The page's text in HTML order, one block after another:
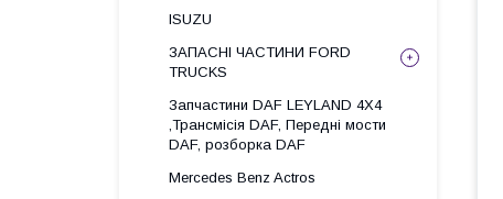
ISUZU
ЗАПАСНІ ЧАСТИНИ FORD
TRUCKS
Запчастини DAF LEYLAND 4X4
,Трансмісія DAF, Передні мости
DAF, розборка DAF
Mercedes Benz Actros